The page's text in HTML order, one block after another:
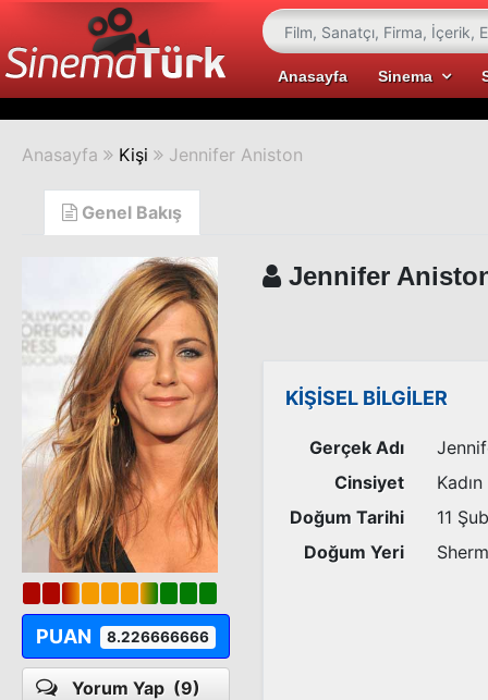
Anasayfa Sinema
Anasayfa Kişi Jennifer Aniston
Genel Bakış
PUAN 8.226666666
Yorum Yap (9)
Jennifer
KİŞİSEL BİLGİLER
Gerçek Adı
Cinsiyet
Kadın
Doğum Tarihi
11
Doğum Yeri